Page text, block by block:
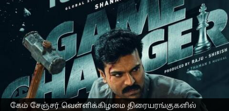
கேம் சேஞ்சர் வெள்ளிக்கிழமை திரையரங்குகளில்
பிரபலமான 'நானா
ஹைரானா' பாடல்
இல்லாமல் வெளியான
'கேம் சேஞ்சர்': இதோ
அதற்கான காரணம்
எழுதியவர் Venkatalakshmi V Jan 10, 2025 12:44 pm